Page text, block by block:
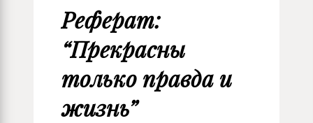
Реферат:
“Прекрасны
только правда и
жизнь”